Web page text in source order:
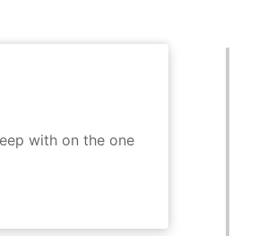
with on the one